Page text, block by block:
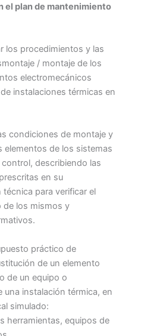
el plan de mantenimiento
los procedimientos y las
/ montaje de los
electromecánicos
instalaciones térmicas en
condiciones de montaje y
elementos de los sistemas
describiendo las
en su
para verificar el
de los mismos y
práctico de
de un elemento
de un equipo o
una instalación térmica, en
simulado:
herramientas, equipos de